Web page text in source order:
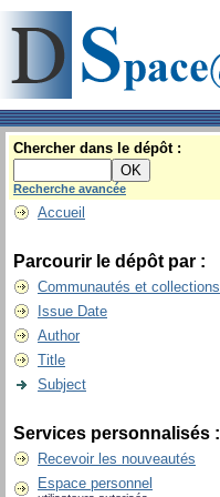
Chercher dans le dépôt :
Recherche avancée
Accueil
Parcourir le dépôt par :
Communautés et collections
Issue Date
Author
Title
Subject
Services personnalisés :
Recevoir les nouveautés
Espace personnel